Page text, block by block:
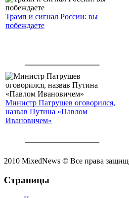
Трамп и сигнал России: вы
побеждаете
Министр Патрушев оговорился,
назвав Путина «Павлом
Ивановичем»
2010 MixedNews © Все права
Страницы